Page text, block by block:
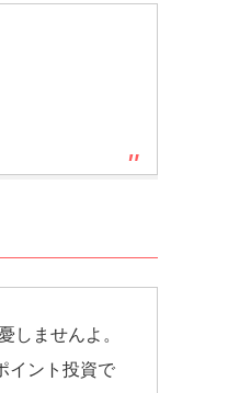
しませんよ。
イント投資で